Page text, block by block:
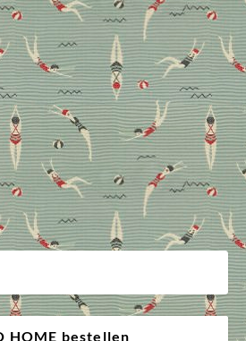
für die meisten mit den ersten
beginnt, startet er für uns mit
die zur Pariser
off präsentiert werden. Auch
Na dann bitte hier
HOME bestellen